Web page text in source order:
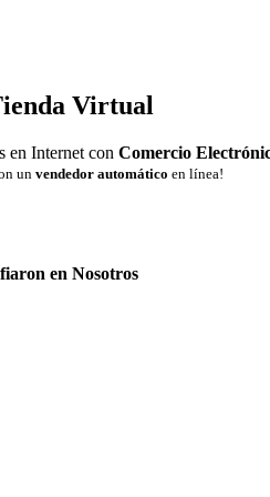
Virtual
en Internet con Comercio
un vendedor automático en línea!
en Nosotros